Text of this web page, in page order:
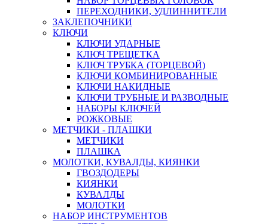
ПЕРЕХОДНИКИ, УДЛИННИТЕЛИ
ЗАКЛЕПОЧНИКИ
КЛЮЧИ
КЛЮЧИ УДАРНЫЕ
КЛЮЧ ТРЕЩЕТКА
КЛЮЧ ТРУБКА (ТОРЦЕВОЙ)
КЛЮЧИ КОМБИНИРОВАННЫЕ
КЛЮЧИ НАКИДНЫЕ
КЛЮЧИ ТРУБНЫЕ И РАЗВОДНЫЕ
НАБОРЫ КЛЮЧЕЙ
РОЖКОВЫЕ
МЕТЧИКИ - ПЛАШКИ
МЕТЧИКИ
ПЛАШКА
МОЛОТКИ, КУВАЛДЫ, КИЯНКИ
ГВОЗДОДЕРЫ
КИЯНКИ
КУВАЛДЫ
МОЛОТКИ
НАБОР ИНСТРУМЕНТОВ